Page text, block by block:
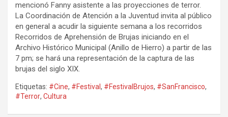
mencionó Fanny asistente a las proyecciones de terror.
La Coordinación de Atención a la Juventud invita al público
en general a acudir la siguiente semana a los recorridos
Recorridos de Aprehensión de Brujas iniciando en el
Archivo Histórico Municipal (Anillo de Hierro) a partir de las
7 pm; se hará una representación de la captura de las
brujas del siglo XIX.
Etiquetas: #Cine, #Festival, #FestivalBrujos, #SanFrancisco,
#Terror, Cultura